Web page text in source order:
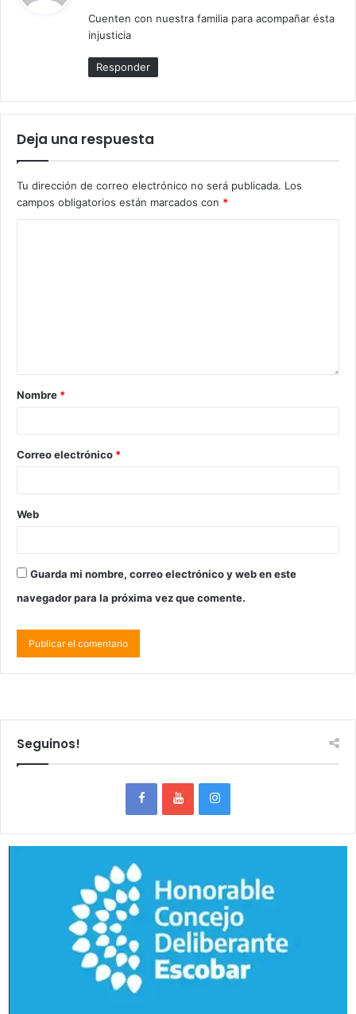
e
:
Cuenten con nuestra familia para acompañar ésta
injusticia
Responder
Deja una respuesta
Tu dirección de correo electrónico no será publicada. Los
campos obligatorios están marcados con *
Nombre *
Correo electrónico *
Web
Guarda mi nombre, correo electrónico y web en este
navegador para la próxima vez que comente.
Seguinos!